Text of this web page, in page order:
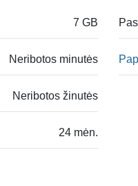
7 GB
Neribotos minutės
Neribotos žinutės
24 mėn.